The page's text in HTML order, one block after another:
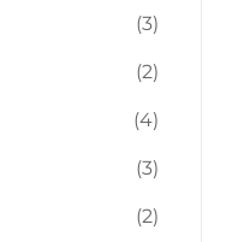
(3)
(2)
(4)
(3)
(2)